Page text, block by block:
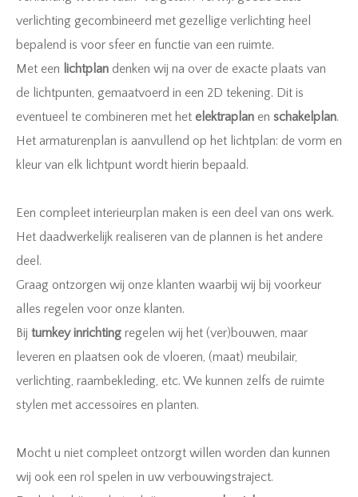
verlichting gecombineerd met gezellige verlichting heel
bepalend is voor sfeer en functie van een ruimte.
Met een lichtplan denken wij na over de exacte plaats van
de lichtpunten, gemaatvoerd in een 2D tekening. Dit is
eventueel te combineren met het elektraplan en schakelplan.
Het armaturenplan is aanvullend op het lichtplan: de vorm en
kleur van elk lichtpunt wordt hierin bepaald.
Een compleet interieurplan maken is een deel van ons werk.
Het daadwerkelijk realiseren van de plannen is het andere
deel.
Graag ontzorgen wij onze klanten waarbij wij bij voorkeur
alles regelen voor onze klanten.
Bij turnkey inrichting regelen wij het (ver)bouwen, maar
leveren en plaatsen ook de vloeren, (maat) meubilair,
verlichting, raambekleding, etc. We kunnen zelfs de ruimte
stylen met accessoires en planten.
Mocht u niet compleet ontzorgt willen worden dan kunnen
wij ook een rol spelen in uw verbouwingstraject.